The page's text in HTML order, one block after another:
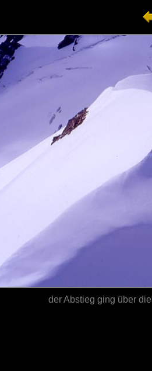
der Abstieg ging über